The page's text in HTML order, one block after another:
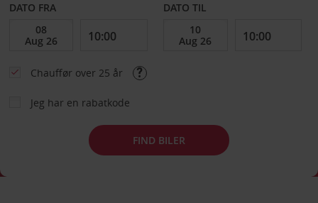
DATO FRA DATO TIL
Chauffør over 25 år
Jeg har en rabatkode
FIND BILER